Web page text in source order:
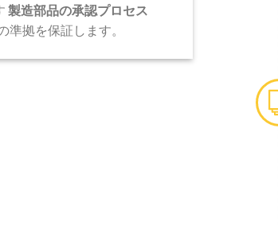
製造部品の承認プロセス
拠を保証します。